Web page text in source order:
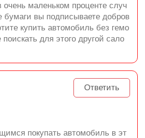
маленьком проценте случ
бумаги вы подписываете добров
купить автомобиль без гемо
для этого другой сало
Ответить
покупать автомобиль в эт